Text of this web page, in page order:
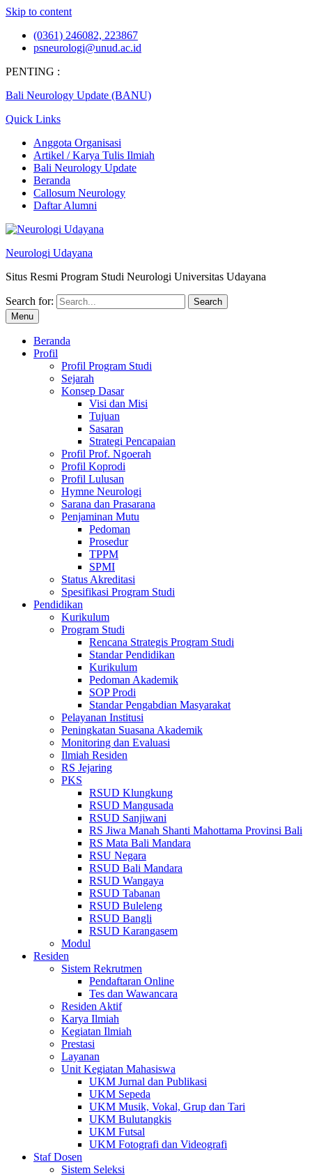
Skip to content
(0361) 246082, 223867
psneurologi@unud.ac.id
PENTING :
Bali Neurology Update (BANU)
Quick Links
Anggota Organisasi
Artikel / Karya Tulis Ilmiah
Bali Neurology Update
Beranda
Callosum Neurology
Daftar Alumni
Neurologi Udayana
Situs Resmi Program Studi Neurologi Universitas Udayana
Search for:
Menu
Beranda
Profil
Profil Program Studi
Sejarah
Konsep Dasar
Visi dan Misi
Tujuan
Sasaran
Strategi Pencapaian
Profil Prof. Ngoerah
Profil Koprodi
Profil Lulusan
Hymne Neurologi
Sarana dan Prasarana
Penjaminan Mutu
Pedoman
Prosedur
TPPM
SPMI
Status Akreditasi
Spesifikasi Program Studi
Pendidikan
Kurikulum
Program Studi
Rencana Strategis Program Studi
Standar Pendidikan
Kurikulum
Pedoman Akademik
SOP Prodi
Standar Pengabdian Masyarakat
Pelayanan Institusi
Peningkatan Suasana Akademik
Monitoring dan Evaluasi
Ilmiah Residen
RS Jejaring
PKS
RSUD Klungkung
RSUD Mangusada
RSUD Sanjiwani
RS Jiwa Manah Shanti Mahottama Provinsi Bali
RS Mata Bali Mandara
RSU Negara
RSUD Bali Mandara
RSUD Wangaya
RSUD Tabanan
RSUD Buleleng
RSUD Bangli
RSUD Karangasem
Modul
Residen
Sistem Rekrutmen
Pendaftaran Online
Tes dan Wawancara
Residen Aktif
Karya Ilmiah
Kegiatan Ilmiah
Prestasi
Layanan
Unit Kegiatan Mahasiswa
UKM Jurnal dan Publikasi
UKM Sepeda
UKM Musik, Vokal, Grup dan Tari
UKM Bulutangkis
UKM Futsal
UKM Fotografi dan Videografi
Staf Dosen
Sistem Seleksi